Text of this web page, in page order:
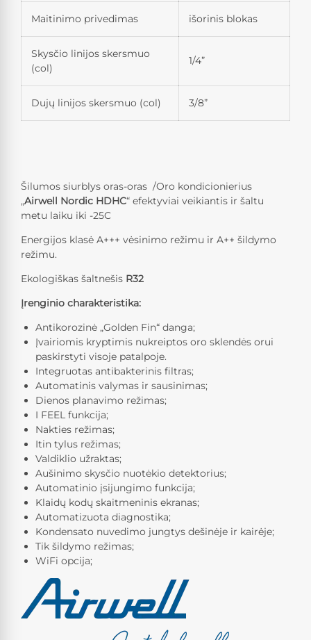
Maitinimo privedimas išorinis blokas
Skysčio linijos skersmuo
(col)
1/4”
Dujų linijos skersmuo (col) 3/8”
Šilumos siurblys oras-oras /Oro kondicionierius
„Airwell Nordic HDHC“ efektyviai veikiantis ir šaltu
metu laiku iki -25C
Energijos klasė A+++ vėsinimo režimu ir A++ šildymo
režimu.
Ekologiškas šaltnešis R32
Įrenginio charakteristika:
Antikorozinė „Golden Fin“ danga;
Įvairiomis kryptimis nukreiptos oro sklendės orui
paskirstyti visoje patalpoje.
Integruotas antibakterinis filtras;
Automatinis valymas ir sausinimas;
Dienos planavimo režimas;
I FEEL funkcija;
Nakties režimas;
Itin tylus režimas;
Valdiklio užraktas;
Aušinimo skysčio nuotėkio detektorius;
Automatinio įsijungimo funkcija;
Klaidų kodų skaitmeninis ekranas;
Automatizuota diagnostika;
Kondensato nuvedimo jungtys dešinėje ir kairėje;
Tik šildymo režimas;
WiFi opcija;